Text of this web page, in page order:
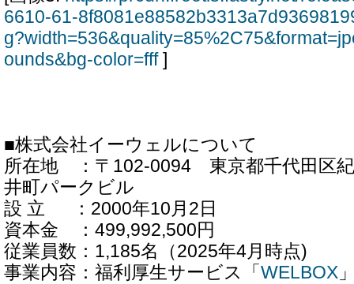
6610-61-
ounds&bg-color=fff]
■株式会社イーウェルについて
所在地 ：〒102-0094 東京都千代田区
井町パークビル
設 立 ：2000年10月2日
資本金 ：499,992,500円
従業員数：1,185名（2025年4月時点)
事業内容：福利厚生サービス「 WELBOX